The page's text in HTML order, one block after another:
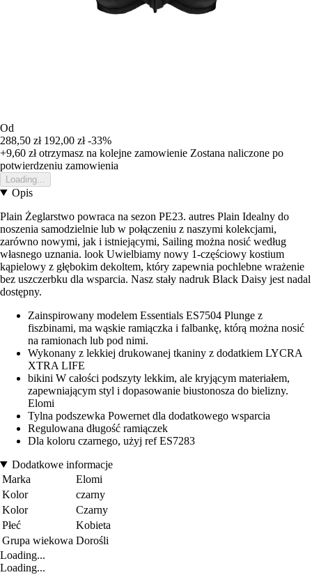
Od
288,50 zł 192,00 zł -33%
+9,60 złotrzymasz na kolejne zamowienie Zostana naliczone po
potwierdzeniu zamowienia
Loading...
Opis
Plain Żeglarstwo powraca na sezon PE23. autres Plain Idealny do
noszenia samodzielnie lub w połączeniu z naszymi kolekcjami,
zarówno nowymi, jak i istniejącymi, Sailing można nosić według
własnego uznania. look Uwielbiamy nowy 1-częściowy kostium
kąpielowy z głębokim dekoltem, który zapewnia pochlebne wrażenie
bez uszczerbku dla wsparcia. Nasz stały nadruk Black Daisy jest nadal
dostępny.
Zainspirowany modelem Essentials ES7504 Plunge z
fiszbinami, ma wąskie ramiączka i falbankę, którą można nosić
na ramionach lub pod nimi.
Wykonany z lekkiej drukowanej tkaniny z dodatkiem LYCRA
XTRA LIFE
bikini W całości podszyty lekkim, ale kryjącym materiałem,
zapewniającym styl i dopasowanie biustonosza do bielizny.
Elomi
Tylna podszewka Powernet dla dodatkowego wsparcia
Regulowana długość ramiączek
Dla koloru czarnego, użyj ref ES7283
Dodatkowe informacje
Marka
Elomi
Kolor
czarny
Kolor
Czarny
Płeć
Kobieta
Grupa wiekowa Dorośli
Loading...
Loading...